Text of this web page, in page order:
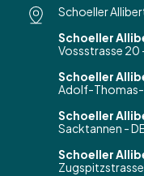
Schoeller
Schoeller
Vossstrasse 20
Schoeller
Adolf-Thomas-
Schoeller
Sacktannen -
Schoeller